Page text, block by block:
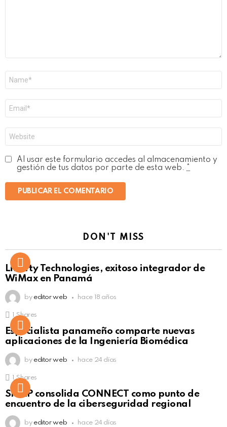
electrónico
*
Al usar este formulario accedes al almacenamiento y
gestión de tus datos por parte de esta web.
DON'T MISS
Liberty Technologies, exitoso integrador de
WiMax en Panamá
by editor web hace 18 años
Click to view this post
Shares
Especialista panameño comparte nuevas
aplicaciones de la Ingeniería Biomédica
by editor web hace 24 días
Click to view this post
Shares
SISAP consolida CONNECT como punto de
encuentro de la ciberseguridad regional
by editor web hace 24 días